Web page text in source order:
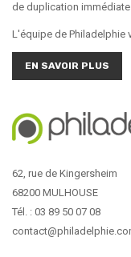
de duplication
L'équipe de Philadelphie
EN SAVOIR PLUS
62, rue de Kingersheim
68200 MULHOUSE
Tél. : 03 89 50 07 08